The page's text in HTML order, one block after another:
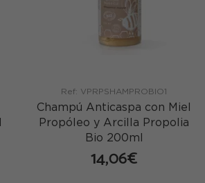
Ref: VPRPSHAMPROBIO1
Champú Anticaspa con Miel
Propóleo y Arcilla Propolia
Bio 200ml
14,06€